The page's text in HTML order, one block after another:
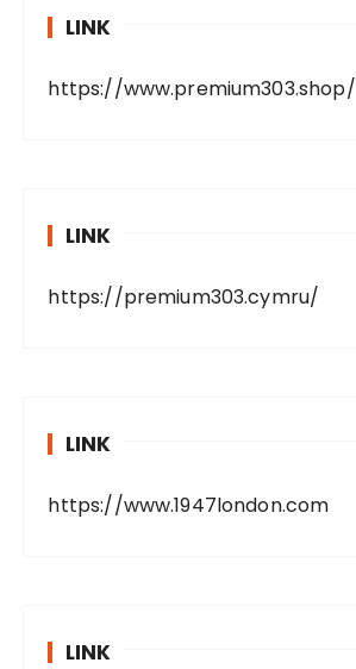
LINK
https://www.premium303.shop/
LINK
https://premium303.cymru/
LINK
https://www.1947london.com
LINK